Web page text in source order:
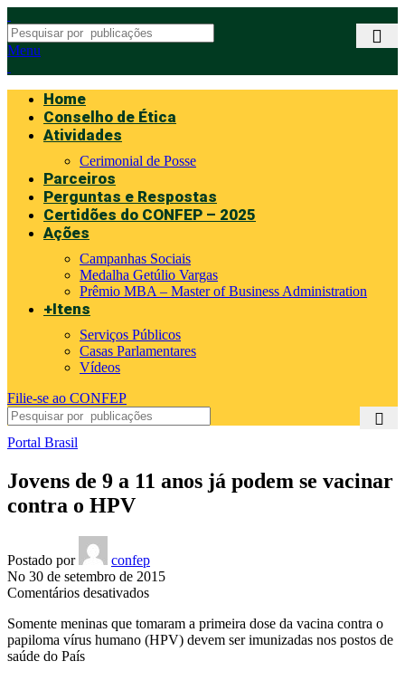
Menu
Home
Conselho de Ética
Atividades
Cerimonial de Posse
Parceiros
Perguntas e Respostas
Certidões do CONFEP – 2025
Ações
Campanhas Sociais
Medalha Getúlio Vargas
Prêmio MBA – Master of Business Administration
+Itens
Serviços Públicos
Casas Parlamentares
Vídeos
Filie-se ao CONFEP
Portal Brasil
Jovens de 9 a 11 anos já podem se vacinar
contra o HPV
Postado por
confep
No 30 de setembro de 2015
Comentários desativadosem
de
9
Somente meninas que tomaram a primeira dose da vacina contra o
papiloma vírus humano (HPV) devem ser imunizadas nos postos de
saúde do País